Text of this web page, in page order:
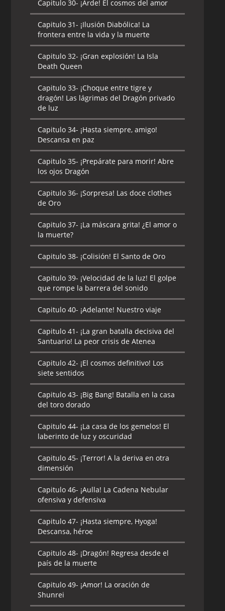
Capitulo 30- ¡Arde! El cosmos del amor
Capitulo 31- ¡Ilusión Diabólica! La
frontera entre la vida y la muerte
Capitulo 32- ¡Gran explosión! La Isla
Death Queen
Capitulo 33- ¡Choque entre tigre y
dragón! Las lágrimas del Dragón privado
de luz
Capitulo 34- ¡Hasta siempre, amigo!
Descansa en paz
Capitulo 35- ¡Prepárate para morir! Abre
los ojos Dragón
Capitulo 36- ¡Sorpresa! Las doce clothes
de Oro
Capitulo 37- ¡La máscara grita! ¿El amor o
la muerte?
Capitulo 38- ¡Colisión! El Santo de Oro
Capitulo 39- ¡Velocidad de la luz! El golpe
que rompe la barrera del sonido
Capitulo 40- ¡Adelante! Nuestro viaje
Capitulo 41- ¡La gran batalla decisiva del
Santuario! La peor crisis de Atenea
Capitulo 42- ¡El cosmos definitivo! Los
siete sentidos
Capitulo 43- ¡Big Bang! Batalla en la casa
del toro dorado
Capitulo 44- ¡La casa de los gemelos! El
laberinto de luz y oscuridad
Capitulo 45- ¡Terror! A la deriva en otra
dimensión
Capitulo 46- ¡Aulla! La Cadena Nebular
ofensiva y defensiva
Capitulo 47- ¡Hasta siempre, Hyoga!
Descansa, héroe
Capitulo 48- ¡Dragón! Regresa desde el
país de la muerte
Capitulo 49- ¡Amor! La oración de
Shunrei